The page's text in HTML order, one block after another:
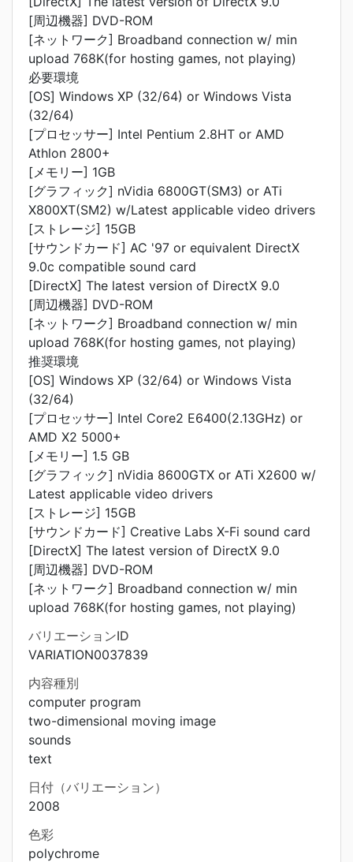
[周辺機器] DVD-ROM
[ネットワーク] Broadband connection w/ min
upload 768K(for hosting games, not playing)
必要環境
[OS] Windows XP (32/64) or Windows Vista
(32/64)
[プロセッサー] Intel Pentium 2.8HT or AMD
Athlon 2800+
[メモリー] 1GB
[グラフィック] nVidia 6800GT(SM3) or ATi
X800XT(SM2) w/Latest applicable video drivers
[ストレージ] 15GB
[サウンドカード] AC '97 or equivalent DirectX
9.0c compatible sound card
[DirectX] The latest version of DirectX 9.0
[周辺機器] DVD-ROM
[ネットワーク] Broadband connection w/ min
upload 768K(for hosting games, not playing)
推奨環境
[OS] Windows XP (32/64) or Windows Vista
(32/64)
[プロセッサー] Intel Core2 E6400(2.13GHz) or
AMD X2 5000+
[メモリー] 1.5 GB
[グラフィック] nVidia 8600GTX or ATi X2600 w/
Latest applicable video drivers
[ストレージ] 15GB
[サウンドカード] Creative Labs X-Fi sound card
[DirectX] The latest version of DirectX 9.0
[周辺機器] DVD-ROM
[ネットワーク] Broadband connection w/ min
upload 768K(for hosting games, not playing)
バリエーションID
VARIATION0037839
内容種別
computer program
two-dimensional moving image
sounds
text
日付（バリエーション）
2008
色彩
polychrome